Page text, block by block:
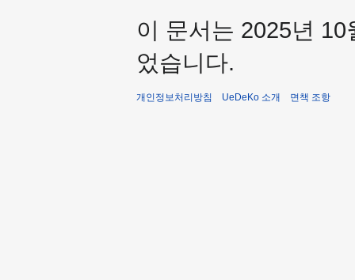
이 문서는 2025년
었습니다.
개인정보처리방침 UeDeKo 소개 면책 조항